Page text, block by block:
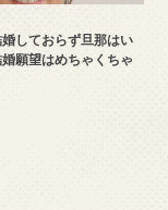
しておらず旦那はい
願望はめちゃくちゃ